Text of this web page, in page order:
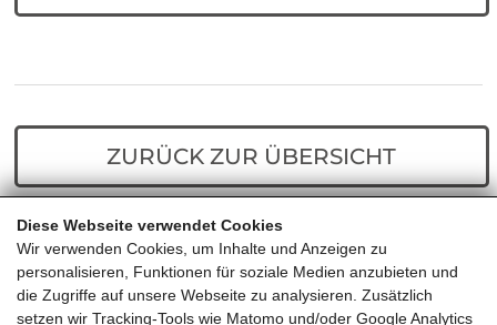
Diese Webseite verwendet Cookies
Wir verwenden Cookies, um Inhalte und Anzeigen zu
personalisieren, Funktionen für soziale Medien anzubieten und
die Zugriffe auf unsere Webseite zu analysieren. Zusätzlich
setzen wir Tracking-Tools wie Matomo und/oder Google Analytics
ZURÜCK ZUR ÜBERSICHT
Home Predigten Liebt eure Feinde